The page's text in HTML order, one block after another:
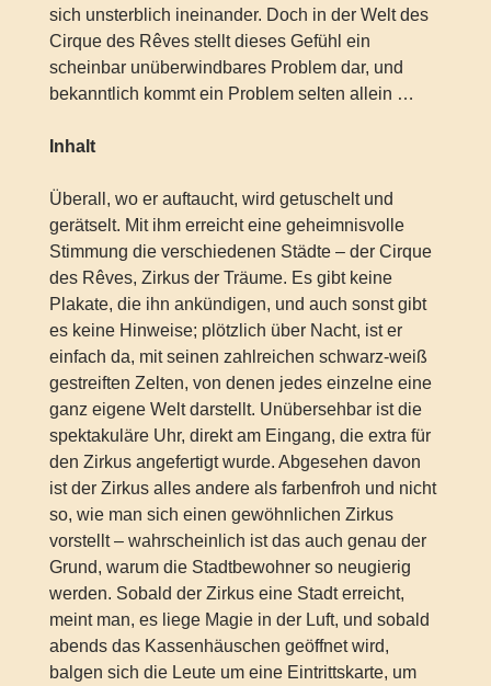
sich unsterblich ineinander. Doch in der Welt des
Cirque des Rêves stellt dieses Gefühl ein
scheinbar unüberwindbares Problem dar, und
bekanntlich kommt ein Problem selten allein …
Inhalt
Überall, wo er auftaucht, wird getuschelt und
gerätselt. Mit ihm erreicht eine geheimnisvolle
Stimmung die verschiedenen Städte – der Cirque
des Rêves, Zirkus der Träume. Es gibt keine
Plakate, die ihn ankündigen, und auch sonst gibt
es keine Hinweise; plötzlich über Nacht, ist er
einfach da, mit seinen zahlreichen schwarz-weiß
gestreiften Zelten, von denen jedes einzelne eine
ganz eigene Welt darstellt. Unübersehbar ist die
spektakuläre Uhr, direkt am Eingang, die extra für
den Zirkus angefertigt wurde. Abgesehen davon
ist der Zirkus alles andere als farbenfroh und nicht
so, wie man sich einen gewöhnlichen Zirkus
vorstellt – wahrscheinlich ist das auch genau der
Grund, warum die Stadtbewohner so neugierig
werden. Sobald der Zirkus eine Stadt erreicht,
meint man, es liege Magie in der Luft, und sobald
abends das Kassenhäuschen geöffnet wird,
balgen sich die Leute um eine Eintrittskarte, um